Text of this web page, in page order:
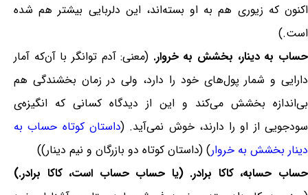
اکنون که زیوری هم به او بسته‌اند، این دلربایی بیشتر هم شده
است.)
حساب به دینار، بخشش به خروار. (معنی: آدم توانگر با آن‌که آمار
دارایی و شمار پول‌های خود را دارد، ولی در زمان بخشندگی هم
بی‌اندازه بخشش می‌کند و این از دیدگاه کسانی که انگیزه‌ی
سودجویی از او را دارند، خوش نمی‌آید. (داستان کوتاه حساب به
دینار بخشش به خروار) (داستان کوتاه دو بازرگان و نیم دینار))
حساب حسابه، کاکا برادر. (یا حساب حساب است، کاکا برادر.)